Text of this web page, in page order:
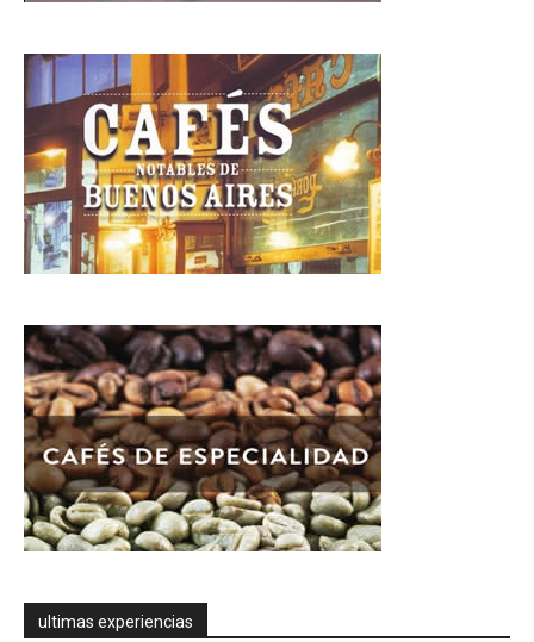
ultimas experiencias